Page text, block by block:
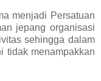
menjadi Persatuan
jepang organisasi
sehingga dalam
tidak menampakkan